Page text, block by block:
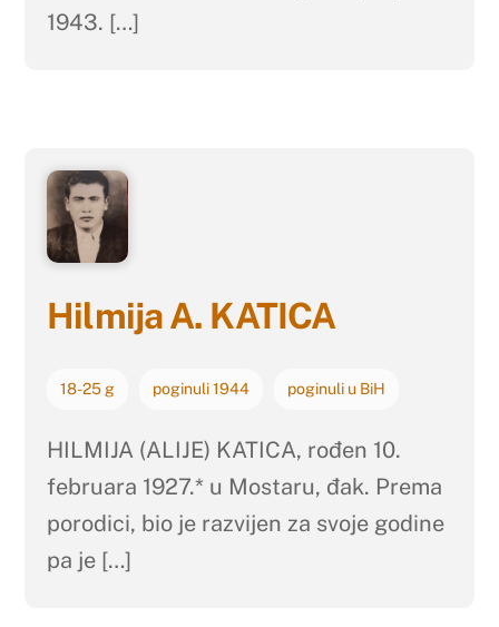
1943. […]
Hilmija A. KATICA
18-25 g poginuli 1944 poginuli u BiH
HILMIJA (ALIJE) KATICA, rođen 10.
februara 1927.* u Mostaru, đak. Prema
porodici, bio je razvijen za svoje godine
pa je […]